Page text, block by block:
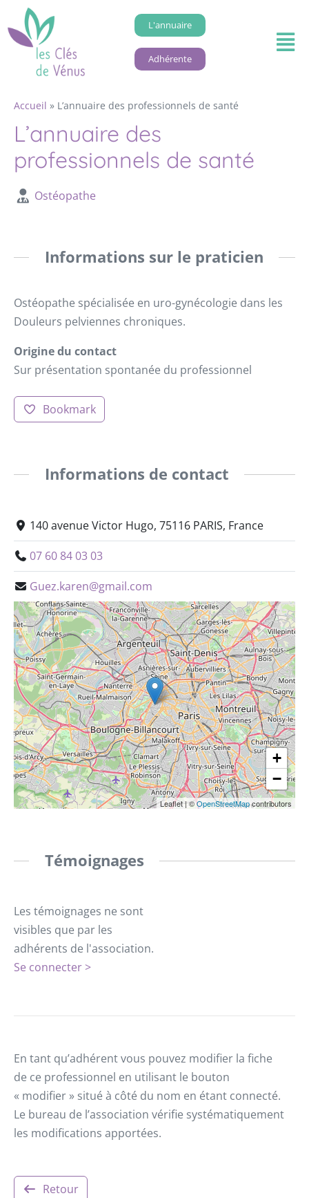
L'annuaire
Adhérente
Accueil » L’annuaire des professionnels de santé
L’annuaire des
professionnels de santé
Ostéopathe
Informations sur le praticien
Ostéopathe spécialisée en uro-gynécologie dans les
Douleurs pelviennes chroniques.
Origine du contact
Sur présentation spontanée du professionnel
Bookmark
Informations de contact
140 avenue Victor Hugo, 75116 PARIS, France
07 60 84 03 03
Guez.karen@gmail.com
+
−
Leaflet|©OpenStreetMapcontributors
Témoignages
Les témoignages ne sont
visibles que par les
adhérents de l'association.
Se connecter >
En tant qu’adhérent vous pouvez modifier la fiche
de ce professionnel en utilisant le bouton
« modifier » situé à côté du nom en étant connecté.
Le bureau de l’association vérifie systématiquement
les modifications apportées.
Retour